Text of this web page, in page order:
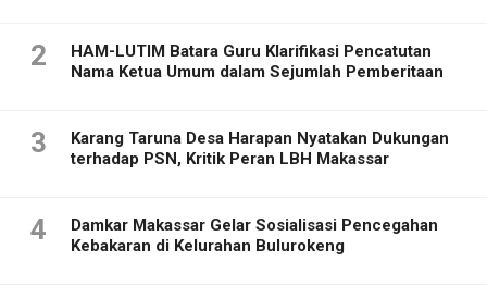
2
HAM-LUTIM Batara Guru Klarifikasi Pencatutan
Nama Ketua Umum dalam Sejumlah Pemberitaan
3
Karang Taruna Desa Harapan Nyatakan Dukungan
terhadap PSN, Kritik Peran LBH Makassar
4
Damkar Makassar Gelar Sosialisasi Pencegahan
Kebakaran di Kelurahan Bulurokeng